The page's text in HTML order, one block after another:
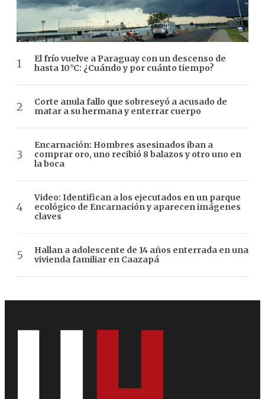
El frío vuelve a Paraguay con un descenso de
hasta 10°C: ¿Cuándo y por cuánto tiempo?
Corte anula fallo que sobreseyó a acusado de
matar a su hermana y enterrar cuerpo
Encarnación: Hombres asesinados iban a
comprar oro, uno recibió 8 balazos y otro uno en
la boca
Video: Identifican a los ejecutados en un parque
ecológico de Encarnación y aparecen imágenes
claves
Hallan a adolescente de 14 años enterrada en una
vivienda familiar en Caazapá